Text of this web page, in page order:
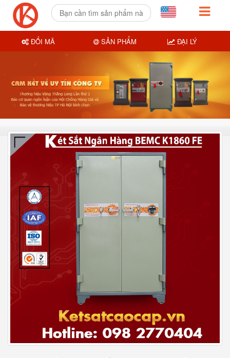
ĐỔI MÃ SẢN PHẨM ĐẠI LÝ